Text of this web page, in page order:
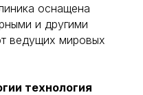
оснащена
и другими
ведущих мировых
технология